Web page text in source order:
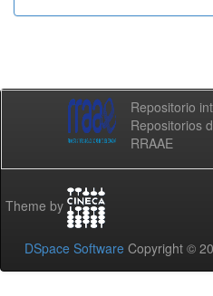
Repositorio
Repositorios
RRAAE
Theme by
DSpace Software Copyright ©